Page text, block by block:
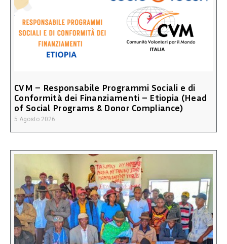
CVM – Responsabile Programmi Sociali e di
Conformità dei Finanziamenti – Etiopia (Head
of Social Programs & Donor Compliance)
5 Agosto 2026